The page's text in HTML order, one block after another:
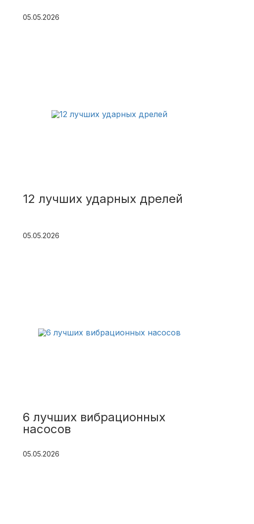
05.05.2026
12 лучших ударных дрелей
05.05.2026
6 лучших вибрационных
насосов
05.05.2026